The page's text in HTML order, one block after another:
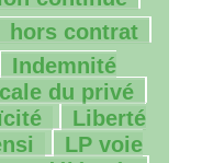
hors contrat
Indemnité
du privé
Liberté
LP voie